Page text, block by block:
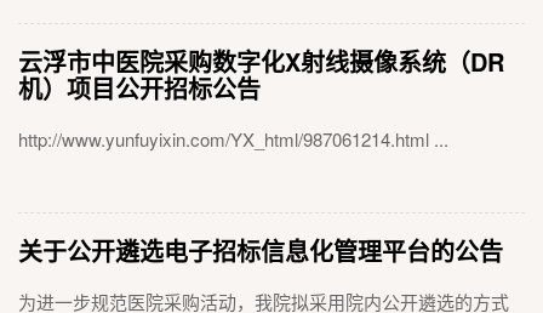
云浮市中医院采购数字化X射线摄像系统（DR
机）项目公开招标公告
http://www.yunfuyixin.com/YX_html/987061214.html ...
关于公开遴选电子招标信息化管理平台的公告
为进一步规范医院采购活动，我院拟采用院内公开遴选的方式